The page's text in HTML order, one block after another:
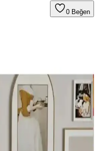
0 Beğen
arada sunar. Malzeme
ev yaşamını daha
Şıklık ve